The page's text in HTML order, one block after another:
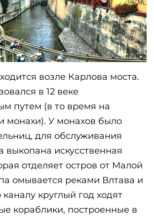
возле Карлова моста.
в 12 веке
путем (в то время на
для обслуживания
выкопана искусственная
отделяет остров от Малой
омывается реками Влтава и
круглый год ходят
кораблики, построенные в